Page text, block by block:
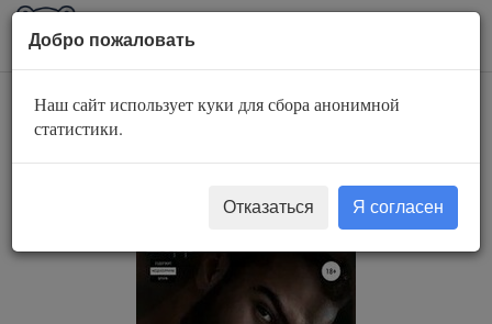
AuBook.org
Молох. Укус кобры -
Анастасия Шерр
Добро пожаловать
Наш сайт использует куки для сбора анонимной
статистики.
Отказаться Я согласен